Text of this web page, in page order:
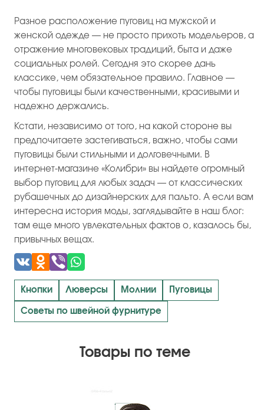
Разное расположение пуговиц на мужской и
женской одежде — не просто прихоть модельеров, а
отражение многовековых традиций, быта и даже
социальных ролей. Сегодня это скорее дань
классике, чем обязательное правило. Главное —
чтобы пуговицы были качественными, красивыми и
надежно держались.
Кстати, независимо от того, на какой стороне вы
предпочитаете застегиваться, важно, чтобы сами
пуговицы были стильными и долговечными. В
интернет-магазине «Колибри» вы найдете огромный
выбор пуговиц для любых задач — от классических
рубашечных до дизайнерских для пальто. А если вам
интересна история моды, заглядывайте в наш блог:
там еще много увлекательных фактов о, казалось бы,
привычных вещах.
Кнопки Люверсы Молнии Пуговицы
Советы по швейной фурнитуре
Товары по теме